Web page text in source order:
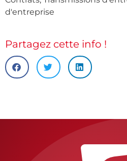
d'entreprise
Partagez cette info !